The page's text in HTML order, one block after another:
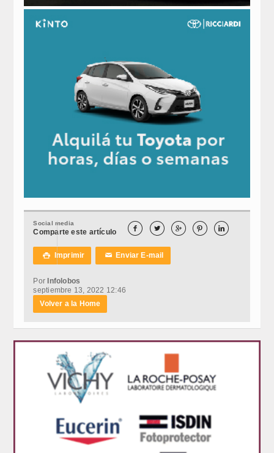
Social media
Comparte este artículo     
 Imprimir ✉Enviar E-mail
PorInfolobos
septiembre 13, 2022 12:46
Volver a la Home